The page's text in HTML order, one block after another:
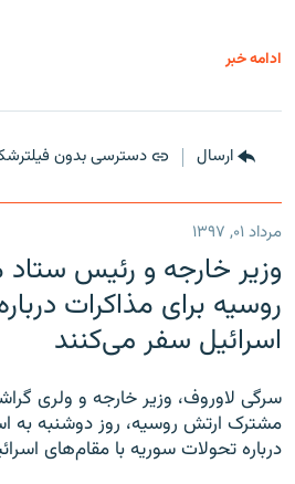
ادامه خبر
ارسال دسترسی بدون
مرداد ۰۱, ۱۳۹۷
وزیر خارجه و رئیس‌
روسیه برای مذاکرات
اسرائیل سفر می‌کنند
سرگی لاوروف، وزیر خارجه و ولری
مشترک ارتش روسیه، روز دوشنبه به
درباره تحولات سوریه با مقام‌های